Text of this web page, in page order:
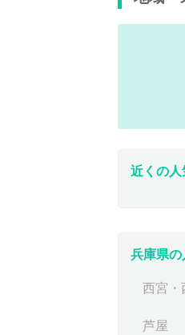
近くの
兵庫県
西宮・
芦屋